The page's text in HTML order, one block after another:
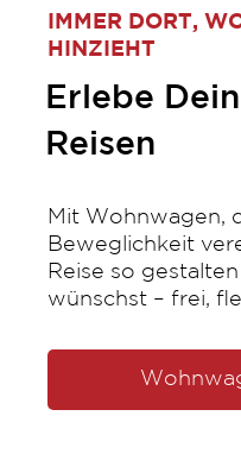
IMMER DORT,
HINZIEHT
Erlebe
Reisen
Mit Wohnwagen,
Beweglichkeit
Reise so
wünschst – frei,